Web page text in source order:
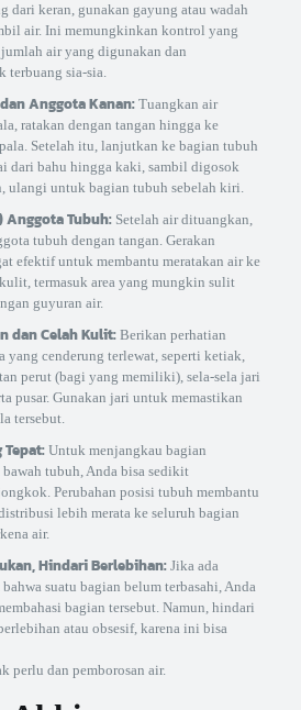
dari keran, gunakan gayung atau wadah
air. Ini memungkinkan kontrol yang
air yang digunakan dan
terbuang sia-sia.
Anggota Kanan:Tuangkan air
ratakan dengan tangan hingga ke
Setelah itu, lanjutkan ke bagian tubuh
dari bahu hingga kaki, sambil digosok
ulangi untuk bagian tubuh sebelah kiri.
Anggota Tubuh:Setelah air dituangkan,
tubuh dengan tangan. Gerakan
efektif untuk membantu meratakan air ke
termasuk area yang mungkin sulit
guyuran air.
dan Celah Kulit:Berikan perhatian
yang cenderung terlewat, seperti ketiak,
perut (bagi yang memiliki), sela-sela jari
pusar. Gunakan jari untuk memastikan
tersebut.
Tepat:Untuk menjangkau bagian
tubuh, Anda bisa sedikit
Perubahan posisi tubuh membantu
lebih merata ke seluruh bagian
air.
Hindari Berlebihan:Jika ada
suatu bagian belum terbasahi, Anda
bagian tersebut. Namun, hindari
atau obsesif, karena ini bisa
perlu dan pemborosan air.